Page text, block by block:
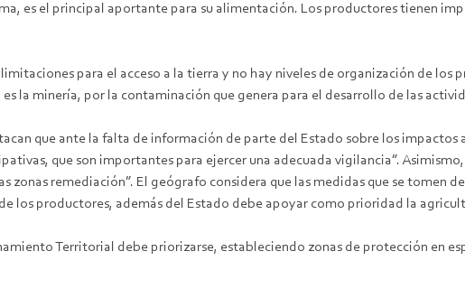
es el principal aportante para su alimentación. Los productores tienen
para el acceso a la tierra y no hay niveles de organización de
la minería, por la contaminación que genera para el desarrollo de las
que ante la falta de información de parte del Estado sobre los
que son importantes para ejercer una adecuada vigilancia”.
zonas remediación”. El geógrafo considera que las medidas que se tomen
los productores, además del Estado debe apoyar como prioridad la
Territorial debe priorizarse, estableciendo zonas de protección en